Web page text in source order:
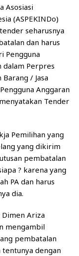
Asosiasi
(ASPEKINDo)
seharusnya
dan harus
Pengguna
dalam Perpres
/ Jasa
Anggaran
Tender
Pemilihan yang
yang dikirim
pembatalan
? karena yang
PA dan harus
dia.
Ariza
mengambil
pembatalan
dengan